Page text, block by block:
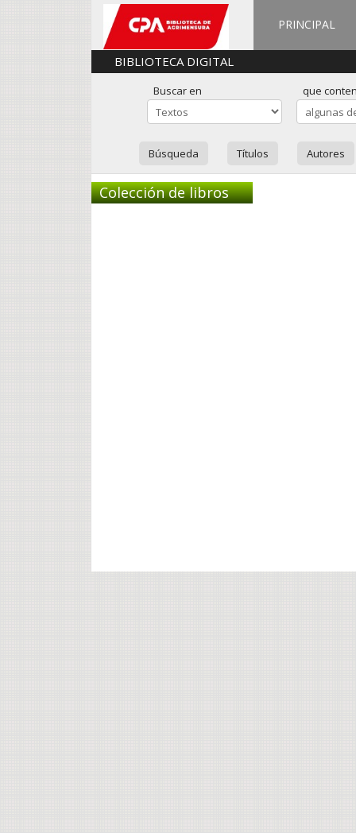
PRINCIPAL
BIBLIOTECA DIGITAL
Buscar en que
Búsqueda Títulos Autores
Colección de libros